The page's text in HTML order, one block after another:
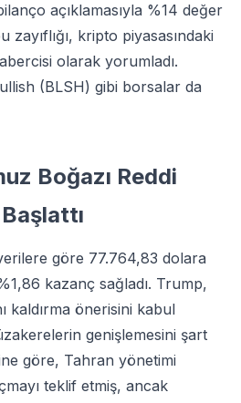
açıklamasıyla %14 değer
zayıflığı, kripto piyasasındaki
olarak yorumladı.
(BLSH) gibi borsalar da
Boğazı Reddi
göre 77.764,83 dolara
kazanç sağladı. Trump,
kaldırma önerisini kabul
genişlemesini şart
göre, Tahran yönetimi
teklif etmiş, ancak